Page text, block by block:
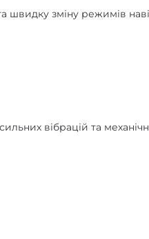
швидку зміну режимів
вібрацій та